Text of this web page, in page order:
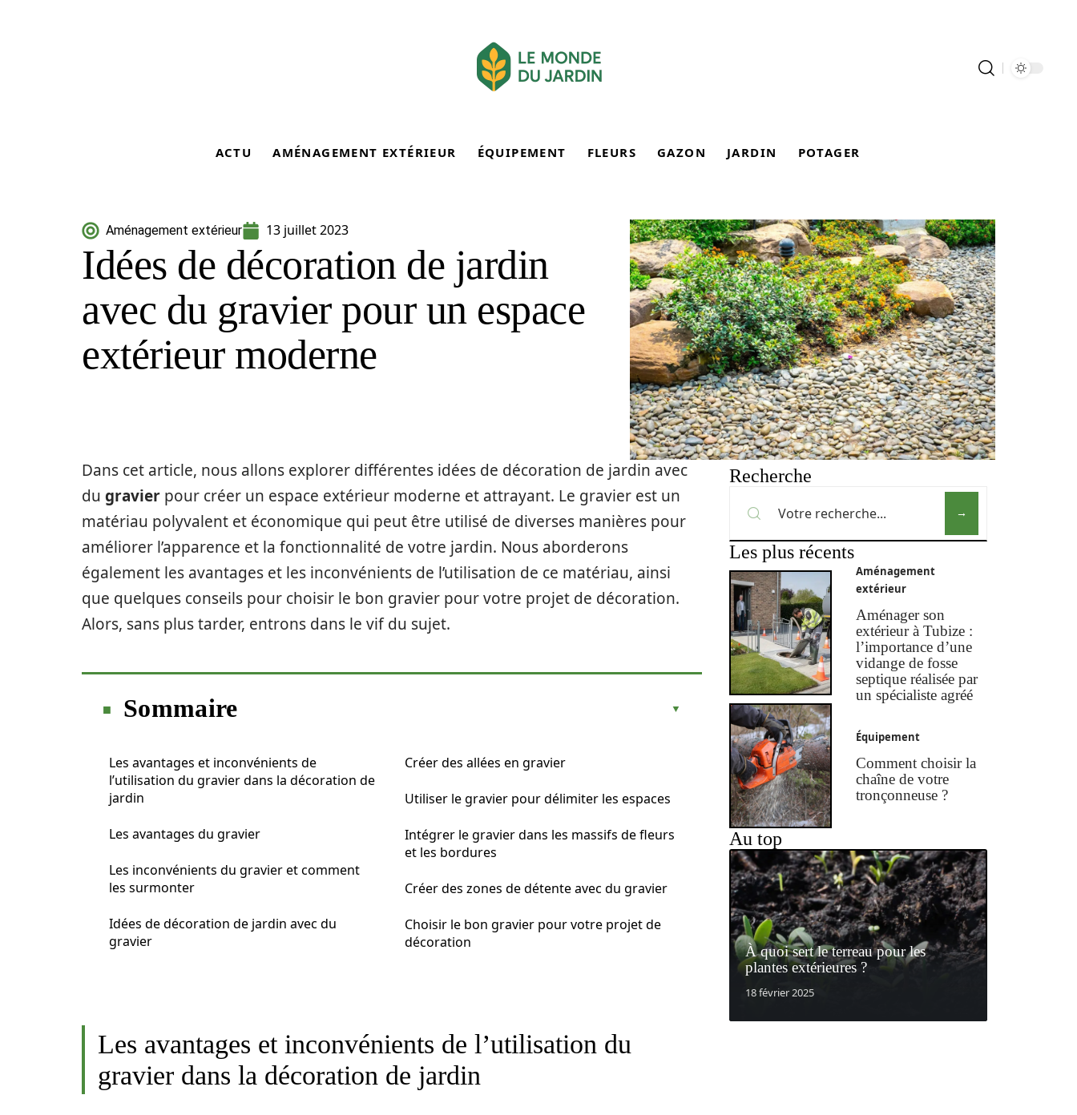
ACTU AMÉNAGEMENT EXTÉRIEUR ÉQUIPEMENT FLEURS GAZON JARDIN POTAGER
Aménagement extérieur 13 juillet 2023
Idées de décoration de jardin
avec du gravier pour un espace
extérieur moderne
Dans cet article, nous allons explorer différentes idées de décoration de jardin avec
du gravier pour créer un espace extérieur moderne et attrayant. Le gravier est un
matériau polyvalent et économique qui peut être utilisé de diverses manières pour
améliorer l’apparence et la fonctionnalité de votre jardin. Nous aborderons
également les avantages et les inconvénients de l’utilisation de ce matériau, ainsi
que quelques conseils pour choisir le bon gravier pour votre projet de décoration.
Alors, sans plus tarder, entrons dans le vif du sujet.
Sommaire
Les avantages et inconvénients de
l’utilisation du gravier dans la décoration de
jardin
Les avantages du gravier
Les inconvénients du gravier et comment
les surmonter
Idées de décoration de jardin avec du
gravier
Créer des allées en gravier
Utiliser le gravier pour délimiter les espaces
Intégrer le gravier dans les massifs de fleurs
et les bordures
Créer des zones de détente avec du gravier
Choisir le bon gravier pour votre projet de
décoration
Les avantages et inconvénients de l’utilisation du
gravier dans la décoration de jardin
Recherche
Les plus récents
Aménagement
extérieur
Aménager son
extérieur à Tubize :
l’importance d’une
vidange de fosse
septique réalisée par
un spécialiste agréé
Équipement
Comment choisir la
chaîne de votre
tronçonneuse ?
Au top
À quoi sert le terreau pour les
plantes extérieures ?
18 février 2025